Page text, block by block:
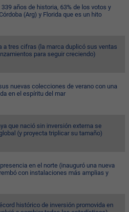
años de historia, 63% de los votos y
(Arg) y Florida que es un hito
a tres cifras (la marca duplicó sus ventas
para seguir creciendo)
nuevas colecciones de verano con una
en el espíritu del mar
que nació sin inversión externa se
(y proyecta triplicar su tamaño)
en el norte (inauguró una nueva
con instalaciones más amplias y
histórico de inversión promovida en